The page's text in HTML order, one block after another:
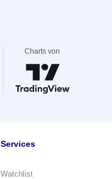
Charts von
Services
Watchlist